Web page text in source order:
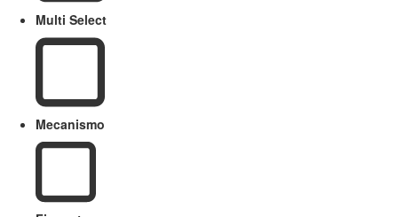
Multi Select
Mecanismo